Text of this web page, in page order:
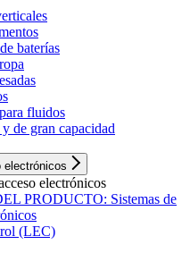
baterías
fluidos
de gran capacidad
electrónicos
electrónicos
PRODUCTO: Sistemas de
(LEC)